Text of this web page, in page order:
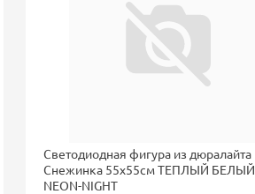
Светодиодная фигура из дюралайта
Снежинка 55x55см ТЕПЛЫЙ БЕЛЫЙ
NEON-NIGHT